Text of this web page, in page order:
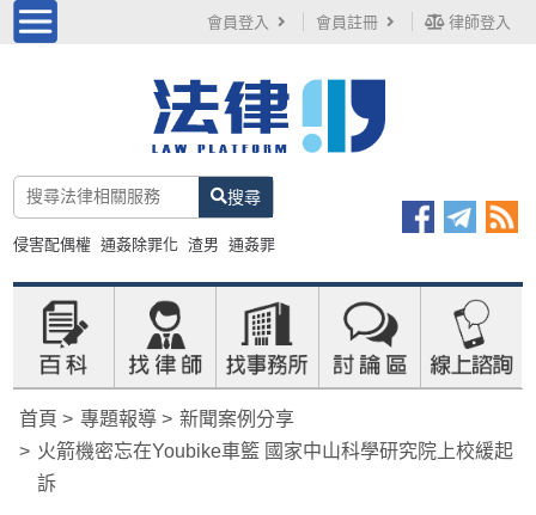
會員登入 會員註冊 律師登入
搜尋
侵害配偶權 通姦除罪化 渣男 通姦罪
首頁 專題報導
新聞案例分享
火箭機密忘在Youbike車籃 國家中山科學研究院上校緩起
訴